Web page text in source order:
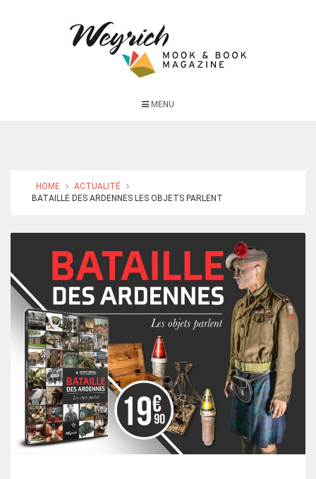
MENU
HOME
ACTUALITÉ
BATAILLE DES ARDENNES LES OBJETS PARLENT